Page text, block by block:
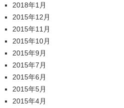
2018年1月
2015年12月
2015年11月
2015年10月
2015年9月
2015年7月
2015年6月
2015年5月
2015年4月